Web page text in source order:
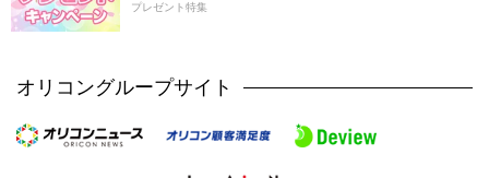
プレゼント特集
オリコングループサイト